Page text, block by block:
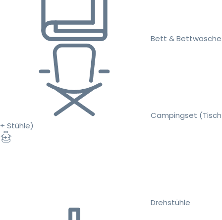
Bett & Bettwäsche
Campingset (Tisch
+ Stühle)
Drehstühle